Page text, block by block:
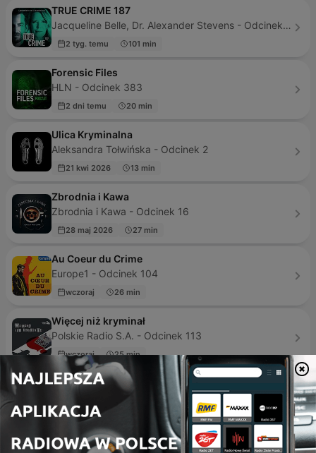
TRUE CRIME 187
Jacqueline Belle, Dr. Alexander Stevens - Odcinek 49
2 tyg. temu 101 min
Forensic Files
HLN - Odcinek 383
2 dni temu 20 min
Ulica Kryminalna
Aleksandra Tołwińska - Odcinek 2
21 kwi 2026 13 min
Zbrodnia i Kawa
Zbrodnia i Kawa - Odcinek 16
28 maj 2026 27 min
Au Coeur du Crime
Europe1 - Odcinek 104
wczoraj 26 min
Więcej niż kryminał
Polskie Radio S.A. - Odcinek 113
wczoraj 25 min
Sonder. Nieznane historie
Konrad Szymański - Odcinek 165
3 dni temu